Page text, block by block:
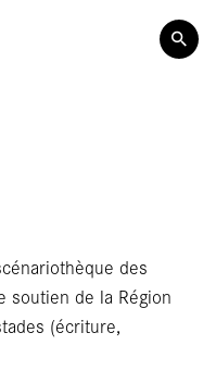
des
soutien de la Région
(écriture,